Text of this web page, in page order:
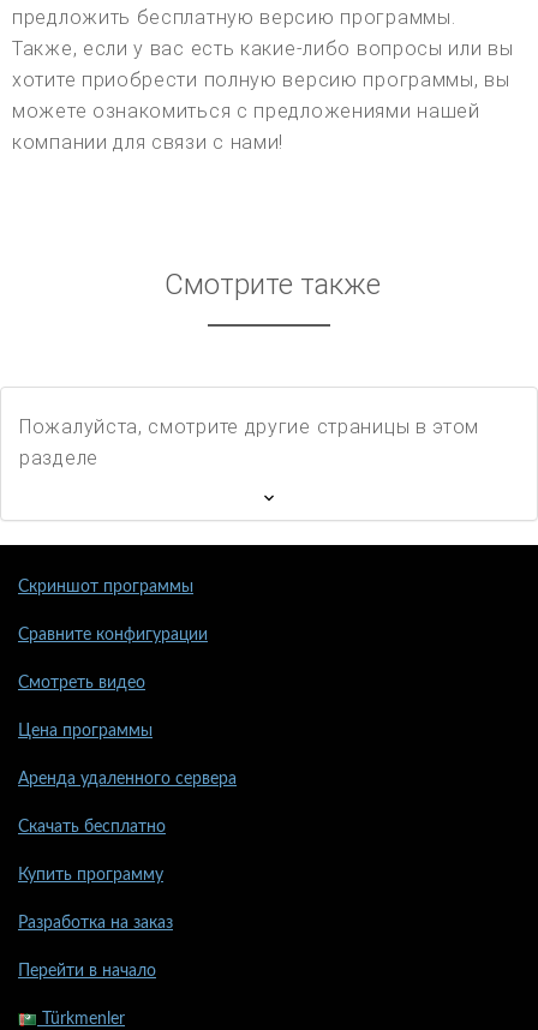
предложить бесплатную версию программы.
Также, если у вас есть какие-либо вопросы или вы
хотите приобрести полную версию программы, вы
можете ознакомиться с предложениями нашей
компании для связи с нами!
Смотрите также
Пожалуйста, смотрите другие страницы в этом
разделе
Скриншот программы
Сравните конфигурации
Смотреть видео
Цена программы
Аренда удаленного сервера
Скачать бесплатно
Купить программу
Разработка на заказ
Перейти в начало
Türkmenler